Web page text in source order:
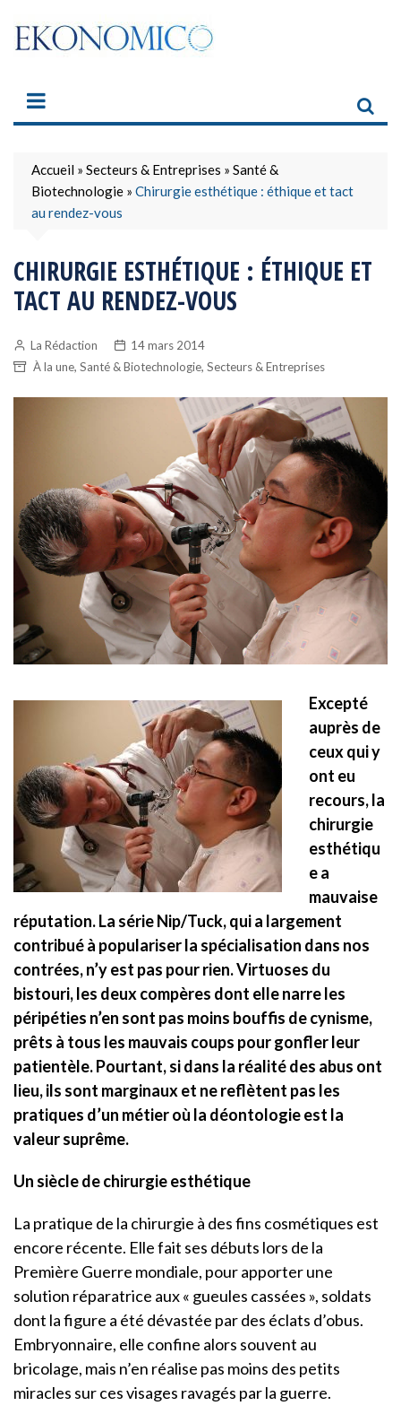
content
Accueil » Secteurs & Entreprises » Santé &
Biotechnologie » Chirurgie esthétique : éthique et tact
au rendez-vous
CHIRURGIE ESTHÉTIQUE : ÉTHIQUE ET
TACT AU RENDEZ-VOUS
La Rédaction
14 mars 2014
À la une, Santé & Biotechnologie, Secteurs & Entreprises
Excepté
auprès de
ceux qui y
ont eu
recours, la
chirurgie
esthétiqu
e a
mauvaise
réputation. La série Nip/Tuck, qui a largement
contribué à populariser la spécialisation dans nos
contrées, n’y est pas pour rien. Virtuoses du
bistouri, les deux compères dont elle narre les
péripéties n’en sont pas moins bouffis de cynisme,
prêts à tous les mauvais coups pour gonfler leur
patientèle. Pourtant, si dans la réalité des abus ont
lieu, ils sont marginaux et ne reflètent pas les
pratiques d’un métier où la déontologie est la
valeur suprême.
Un siècle de chirurgie esthétique
La pratique de la chirurgie à des fins cosmétiques est
encore récente. Elle fait ses débuts lors de la
Première Guerre mondiale, pour apporter une
solution réparatrice aux « gueules cassées », soldats
dont la figure a été dévastée par des éclats d’obus.
Embryonnaire, elle confine alors souvent au
bricolage, mais n’en réalise pas moins des petits
miracles sur ces visages ravagés par la guerre.